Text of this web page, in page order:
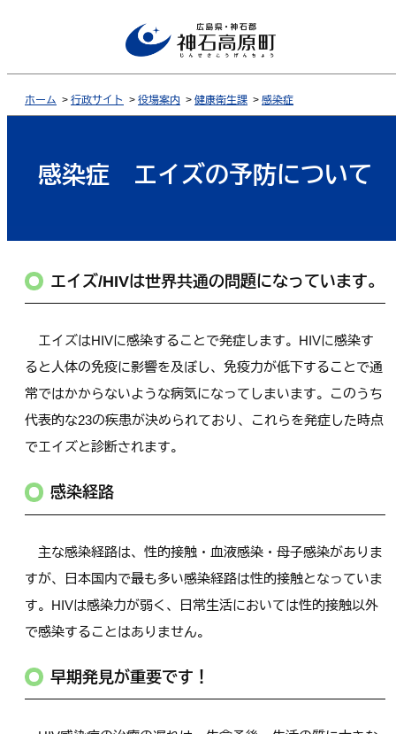
ホーム > 行政サイト > 役場案内 > 健康衛生課 > 感染症
感染症 エイズの予防について
エイズ/HIVは世界共通の問題になっています。
エイズはHIVに感染することで発症します。HIVに感染す
ると人体の免疫に影響を及ぼし、免疫力が低下することで通
常ではかからないような病気になってしまいます。このうち
代表的な23の疾患が決められており、これらを発症した時点
でエイズと診断されます。
感染経路
主な感染経路は、性的接触・血液感染・母子感染がありま
すが、日本国内で最も多い感染経路は性的接触となっていま
す。HIVは感染力が弱く、日常生活においては性的接触以外
で感染することはありません。
早期発見が重要です！